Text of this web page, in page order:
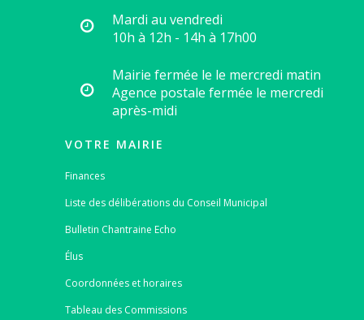
Mardi au vendredi
10h à 12h - 14h à 17h00
Mairie fermée le le mercredi matin
Agence postale fermée le mercredi
après-midi
VOTRE MAIRIE
Finances
Liste des délibérations du Conseil Municipal
Bulletin Chantraine Echo
Élus
Coordonnées et horaires
Tableau des Commissions